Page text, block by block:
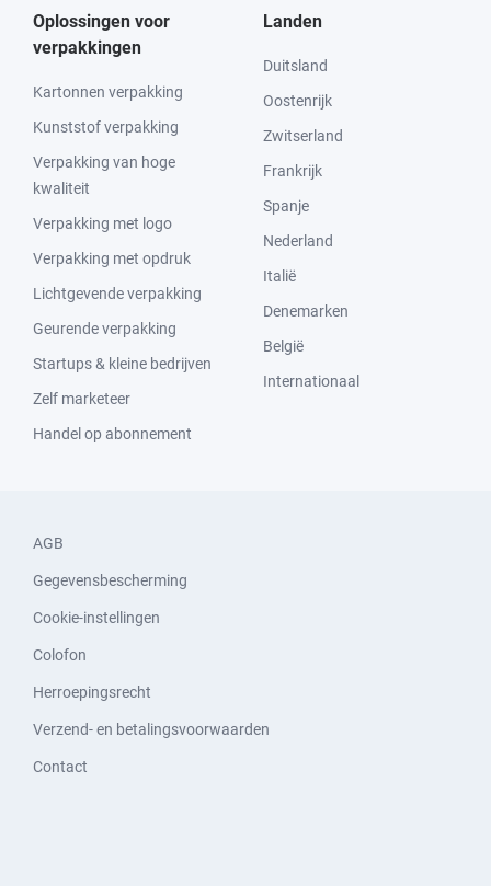
Oplossingen voor
verpakkingen
Kartonnen verpakking
Kunststof verpakking
Verpakking van hoge
kwaliteit
Verpakking met logo
Verpakking met opdruk
Lichtgevende verpakking
Geurende verpakking
Startups & kleine bedrijven
Zelf marketeer
Handel op abonnement
Landen
Duitsland
Oostenrijk
Zwitserland
Frankrijk
Spanje
Nederland
Italië
Denemarken
België
Internationaal
AGB
Gegevensbescherming
Cookie-instellingen
Colofon
Herroepingsrecht
Verzend- en betalingsvoorwaarden
Contact